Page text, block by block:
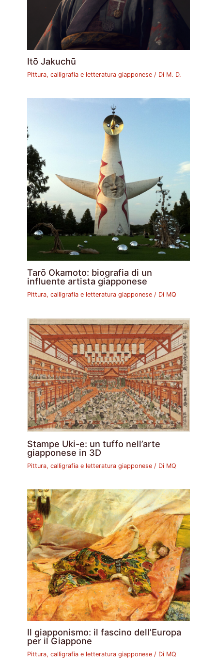
Itō Jakuchū
Pittura, calligrafia e letteratura giapponese / Di M. D.
Tarō Okamoto: biografia di un
influente artista giapponese
Pittura, calligrafia e letteratura giapponese / Di MQ
Stampe Uki-e: un tuffo nell’arte
giapponese in 3D
Pittura, calligrafia e letteratura giapponese / Di MQ
Il giapponismo: il fascino dell’Europa
per il Giappone
Pittura, calligrafia e letteratura giapponese / Di MQ